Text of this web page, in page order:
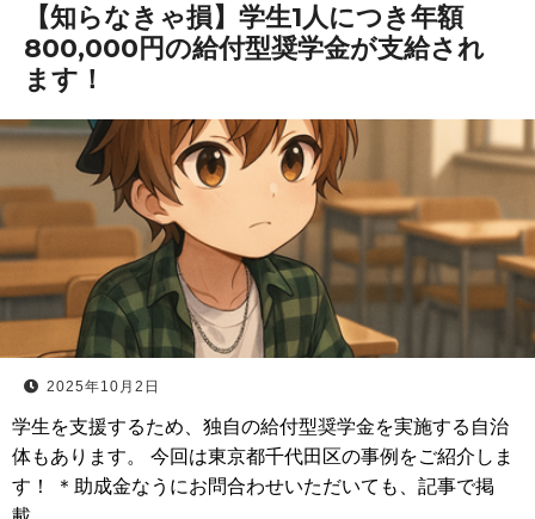
【知らなきゃ損】学生1人につき年額
800,000円の給付型奨学金が支給され
ます！
2025年10月2日
学生を支援するため、独自の給付型奨学金を実施する自治
体もあります。 今回は東京都千代田区の事例をご紹介しま
す！ ＊助成金なうにお問合わせいただいても、記事で掲